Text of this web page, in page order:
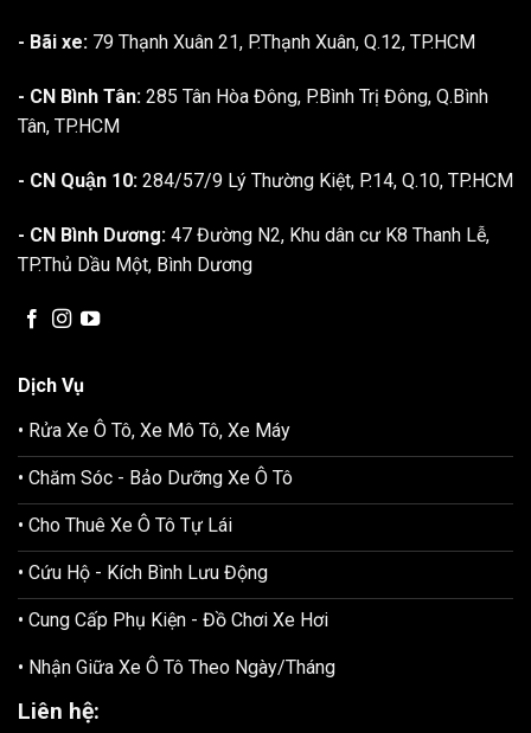
- Bãi xe: 79 Thạnh Xuân 21, P.Thạnh Xuân, Q.12, TP.HCM
- CN Bình Tân: 285 Tân Hòa Đông, P.Bình Trị Đông, Q.Bình
Tân, TP.HCM
- CN Quận 10: 284/57/9 Lý Thường Kiệt, P.14, Q.10, TP.HCM
- CN Bình Dương: 47 Đường N2, Khu dân cư K8 Thanh Lễ,
TP.Thủ Dầu Một, Bình Dương
Dịch Vụ
• Rửa Xe Ô Tô, Xe Mô Tô, Xe Máy
• Chăm Sóc - Bảo Dưỡng Xe Ô Tô
• Cho Thuê Xe Ô Tô Tự Lái
• Cứu Hộ - Kích Bình Lưu Động
• Cung Cấp Phụ Kiện - Đồ Chơi Xe Hơi
• Nhận Giữa Xe Ô Tô Theo Ngày/Tháng
Liên hệ: